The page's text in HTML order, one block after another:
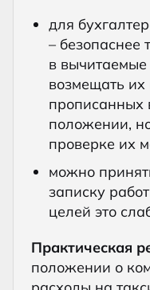
для
– безопаснее
в
возмещать их
прописанных
положении,
проверке их
можно
записку
целей это
Практическая
положении о